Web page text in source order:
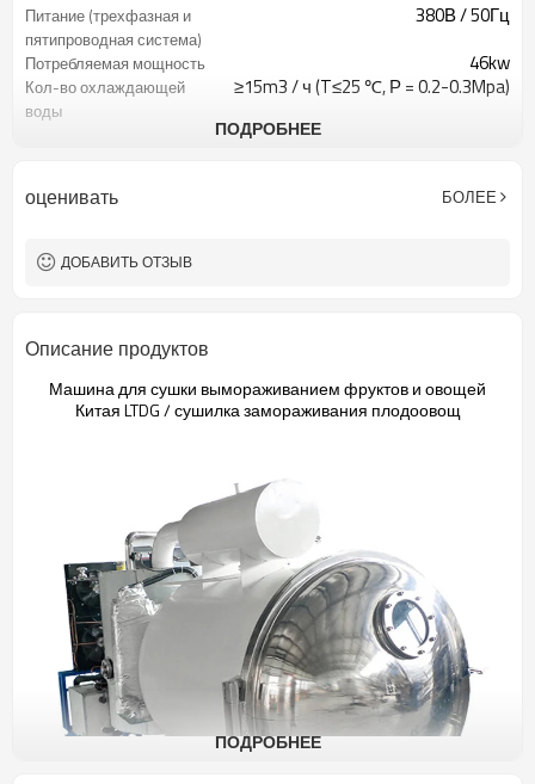
Питание (трехфазная и
пятипроводная система)
380В / 50Гц
Потребляемая мощность 46kw
Кол-во охлаждающей
воды
≥15m3 / ч (T≤25 ℃, Р = 0.2-0.3Mpa)
помощью ручки
двери
Шероховатость камеры и
ПОДРОБНЕЕ
оценивать БОЛЕЕ
ДОБАВИТЬ ОТЗЫВ
Описание продуктов
Машина для сушки вымораживанием фруктов и овощей
Китая LTDG / сушилка замораживания плодоовощ
ПОДРОБНЕЕ